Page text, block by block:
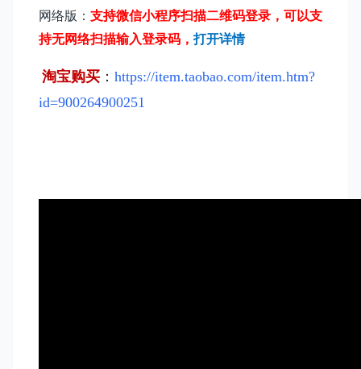
网络版： 支持微信小程序扫描二维码登录，可以支
持无网络扫描输入登录码，打开详情
淘宝购买 ： https://item.taobao.com/item.htm?
id=900264900251